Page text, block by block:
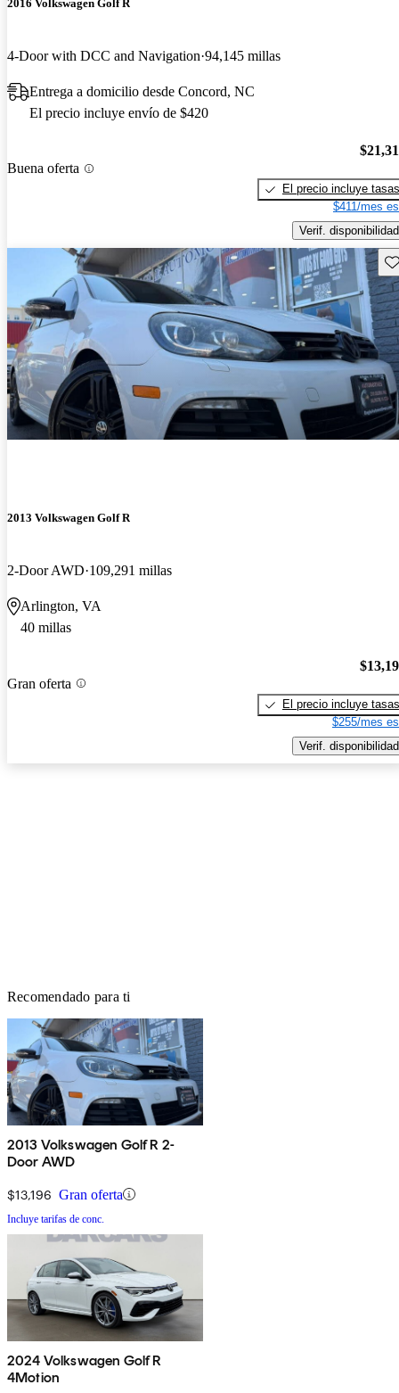
2016 Volkswagen Golf R
4-Door with DCC and Navigation 94,145 millas
Entrega a domicilio desde Concord, NC
El precio incluye envío de $420
Buena oferta
El precio incluye tasas
$411/mes
Verif. disponibilidad
2013 Volkswagen Golf R
2-Door AWD 109,291 millas
Arlington, VA
40 millas
Gran oferta
El precio incluye tasas
$255/mes
Verif. disponibilidad
Recomendado para ti
2013 Volkswagen Golf R 2-
Door AWD
$13,196 Gran oferta
Incluye tarifas de conc.
2024 Volkswagen Golf R
4Motion